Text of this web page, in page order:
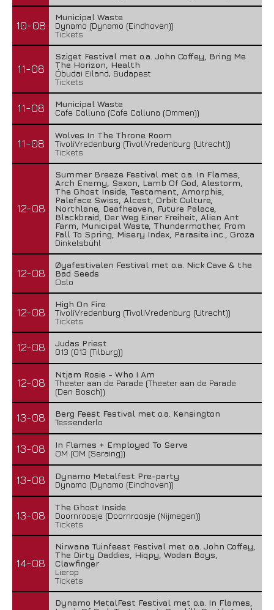
10-08
Municipal Waste
Dynamo (Dynamo (Eindhoven))
Tickets
11-08
Sziget Festival met o.a. John Coffey, Bring Me
The Horizon, Health
Óbudai Eiland, Budapest
Tickets
11-08
Municipal Waste
Cafe Calluna (Cafe Calluna (Ommen))
11-08
Wolves In The Throne Room
TivoliVredenburg (TivoliVredenburg (Utrecht))
Tickets
12-08
Summer Breeze Festival met o.a. In Flames,
Arch Enemy, Saxon, Lamb Of God, Alestorm,
The Ghost Inside, Testament, Amorphis,
Paleface Swiss, Alcest, Orbit Culture,
Northlane, Deafheaven, Future Palace,
Blackbraid, Der Weg Einer Freiheit, Alien Ant
Farm, Municipal Waste, Thundermother, From
Fall To Spring, Misery Index, Parasite inc., Groza
Dinkelsbühl
12-08
Øyafestivalen Festival met o.a. Nick Cave & the
Bad Seeds
Oslo
12-08
High On Fire
TivoliVredenburg (TivoliVredenburg (Utrecht))
Tickets
12-08
Judas Priest
013 (013 (Tilburg))
12-08
Ntjam Rosie - Who I Am
Theater aan de Parade (Theater aan de Parade
(Den Bosch))
13-08
Berg Feest Festival met o.a. Kensington
Tessenderlo
13-08
In Flames + Employed To Serve
OM (OM (Seraing))
13-08
Dynamo Metalfest Pre-party
Dynamo (Dynamo (Eindhoven))
13-08
The Ghost Inside
Doornroosje (Doornroosje (Nijmegen))
Tickets
14-08
Nirwana Tuinfeest Festival met o.a. John Coffey,
The Dirty Daddies, Hiqpy, Wodan Boys,
Clawfinger
Lierop
Tickets
Dynamo MetalFest Festival met o.a. In Flames,